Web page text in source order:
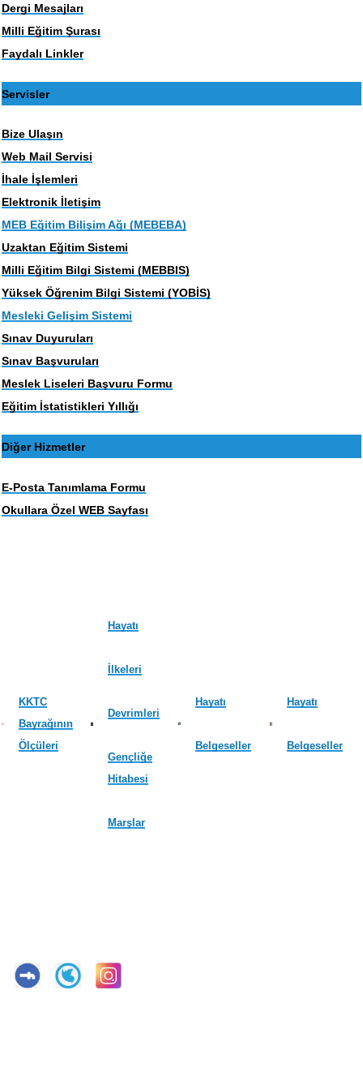
Dergi Mesajları
Milli Eğitim Şurası
Faydalı Linkler
Servisler
Bize Ulaşın
Web Mail Servisi
İhale İşlemleri
Elektronik İletişim
MEB Eğitim Bilişim Ağı (MEBEBA)
Uzaktan Eğitim Sistemi
Milli Eğitim Bilgi Sistemi (MEBBIS)
Yüksek Öğrenim Bilgi Sistemi (YOBİS)
Mesleki Gelişim Sistemi
Sınav Duyuruları
Sınav Başvuruları
Meslek Liseleri Başvuru Formu
Eğitim İstatistikleri Yıllığı
Diğer Hizmetler
E-Posta Tanımlama Formu
Okullara Özel WEB Sayfası
KKTC
Bayrağının
Ölçüleri
Hayatı
İlkeleri
Devrimleri
Gençliğe
Hitabesi
Marşlar
Hayatı
Belgeseller
Hayatı
Belgeseller